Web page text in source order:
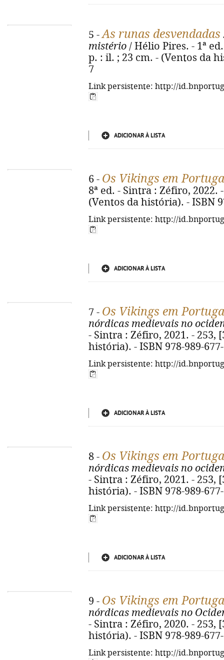
5 -As runas desvendadas
mistério / Hélio Pires. - 1ª
p. : il. ; 23 cm. - (Ventos da
7
Link persistente: http://
ADICIONAR À LISTA
6 - Os Vikings em
8ª ed. - Sintra : Zéfiro, 2022.
(Ventos da história). - ISBN
Link persistente: http://
ADICIONAR À LISTA
7 - Os Vikings em
nórdicas medievais no
- Sintra : Zéfiro, 2021. - 253,
história). - ISBN 978-989-
Link persistente: http://
ADICIONAR À LISTA
8 - Os Vikings em
nórdicas medievais no
- Sintra : Zéfiro, 2021. - 253,
história). - ISBN 978-989-
Link persistente: http://
ADICIONAR À LISTA
9 - Os Vikings em
nórdicas medievais no
- Sintra : Zéfiro, 2020. - 253,
história). - ISBN 978-989-
Link persistente: http://